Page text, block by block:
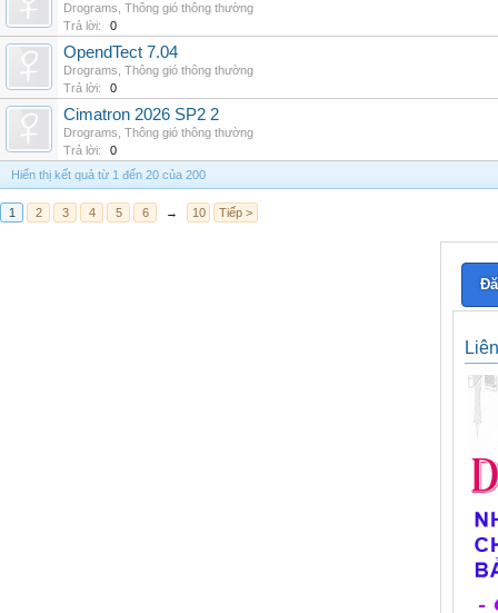
Drograms Thông gió thông thường
Trả lời:
0
OpendTect 7.04
Drograms Thông gió thông thường
Trả lời:
0
Cimatron 2026 SP2 2
Drograms Thông gió thông thường
Trả lời:
0
Hiển thị kết quả từ 1 đến 20 của 200
1 2 3 4 5 6 → 10 Tiếp >